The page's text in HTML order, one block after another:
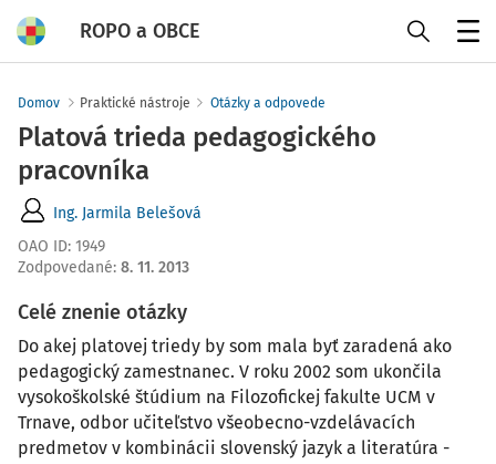
ROPO a OBCE
Domov Praktické nástroje Otázky a odpovede
Platová trieda pedagogického
pracovníka
Ing. Jarmila Belešová
OAO ID: 1949
Zodpovedané: 8. 11. 2013
Celé znenie otázky
Do akej platovej triedy by som mala byť zaradená ako
pedagogický zamestnanec. V roku 2002 som ukončila
vysokoškolské štúdium na Filozofickej fakulte UCM v
Trnave, odbor učiteľstvo všeobecno-vzdelávacích
predmetov v kombinácii slovenský jazyk a literatúra -